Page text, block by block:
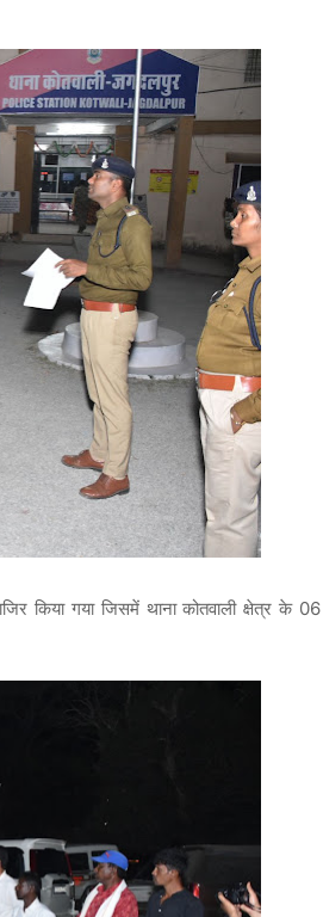
किया गया जिसमें थाना कोतवाली क्षेत्र के 06